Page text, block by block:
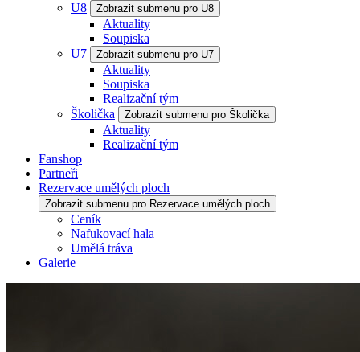
U8
Zobrazit submenu pro U8
Aktuality
Soupiska
U7
Zobrazit submenu pro U7
Aktuality
Soupiska
Realizační tým
Školička
Zobrazit submenu pro Školička
Aktuality
Realizační tým
Fanshop
Partneři
Rezervace umělých ploch
Zobrazit submenu pro Rezervace umělých ploch
Ceník
Nafukovací hala
Umělá tráva
Galerie